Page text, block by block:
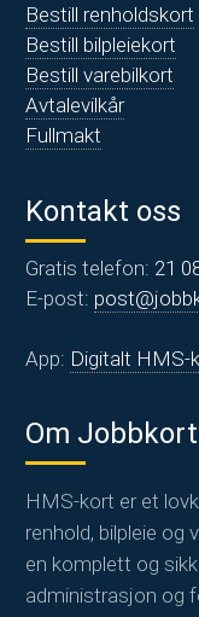
Bestill renholdskort
Bestill bilpleiekort
Bestill varebilkort
Avtalevilkår
Fullmakt
Kontakt oss
Gratis telefon: 21
E-post:
App: Digitalt HMS-
Om Jobbkort
HMS-kort er et
renhold, bilpleie og
en komplett og
administrasjon og